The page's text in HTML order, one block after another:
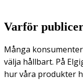
Varför
Många
välja hållbart. På
hur våra produkter